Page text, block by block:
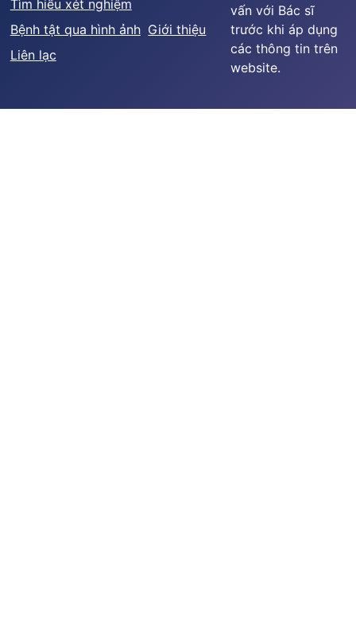
Tìm hiểu xét nghiệm
Bệnh tật qua hình ảnh Giới thiệu
Liên lạc
vấn với Bác sĩ
trước khi áp dụng
các thông tin trên
website.